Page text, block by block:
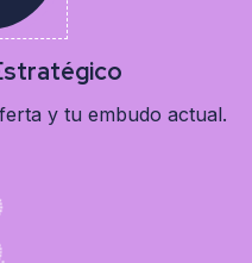
y tu embudo actual.